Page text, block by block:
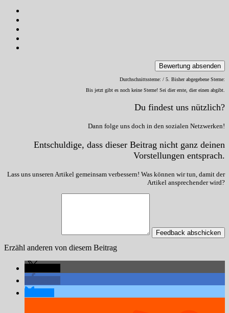
Bewertung absenden
Durchschnittssterne: / 5. Bisher abgegebene Sterne:
Bis jetzt gibt es noch keine Sterne! Sei dier erste, dier einen abgibt.
Du findest uns nützlich?
Dann folge uns doch in den sozialen Netzwerken!
Entschuldige, dass dieser Beitrag nicht ganz deinen
Vorstellungen entsprach.
Lass uns unseren Artikel gemeinsam verbessern! Was können wir tun, damit der
Artikel ansprechender wird?
Feedback abschicken
Erzähl anderen von diesem Beitrag